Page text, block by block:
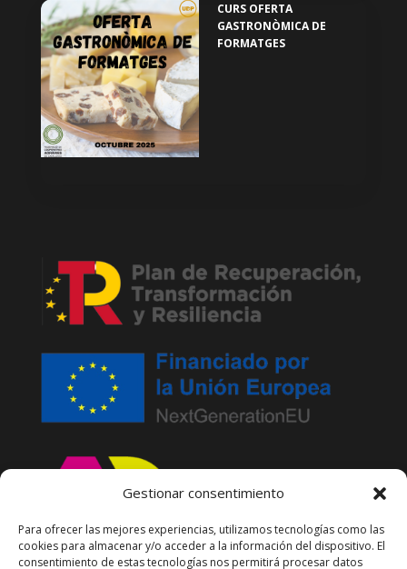
Gestionar consentimiento
Para ofrecer las mejores experiencias, utilizamos tecnologías como las
cookies para almacenar y/o acceder a la información del dispositivo. El
consentimiento de estas tecnologías nos permitirá procesar datos
CURS OFERTA
GASTRONÒMICA DE
FORMATGES